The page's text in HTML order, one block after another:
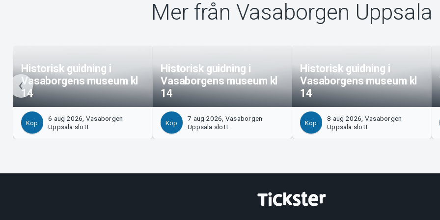
Mer från Vasaborgen Uppsala
Historisk guidning i
Vasaborgens museum kl
14
Köp
6 aug 2026, Vasaborgen
Uppsala slott
Historisk guidning i
Vasaborgens museum kl
14
Köp
7 aug 2026, Vasaborgen
Uppsala slott
Historisk guidning i
Vasaborgens museum kl
14
Köp
8 aug 2026, Vasaborgen
Uppsala slott